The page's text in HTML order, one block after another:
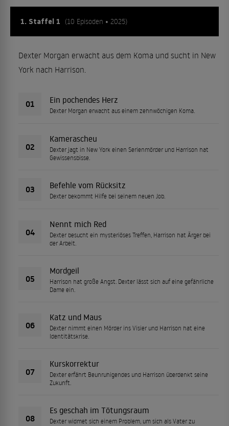
1. Staffel 1 (10 Episoden • 2025)
Dexter Morgan erwacht aus dem Koma und sucht in New
York nach Harrison.
01 Ein pochendes Herz
Dexter Morgan erwacht aus einem zehnwöchigen Koma.
02
Kamerascheu
Dexter jagt in New York einen Serienmörder und Harrison hat
Gewissensbisse.
03 Befehle vom Rücksitz
Dexter bekommt Hilfe bei seinem neuen Job.
04
Nennt mich Red
Dexter besucht ein mysteriöses Treffen, Harrison hat Ärger bei
der Arbeit.
05
Mordgeil
Harrison hat große Angst. Dexter lässt sich auf eine gefährliche
Dame ein.
06
Katz und Maus
Dexter nimmt einen Mörder ins Visier und Harrison hat eine
Identitätskrise.
07
Kurskorrektur
Dexter erfährt Beunruhigendes und Harrison überdenkt seine
Zukunft.
08
Es geschah im Tötungsraum
Dexter widmet sich einem Problem, um sich als Vater zu